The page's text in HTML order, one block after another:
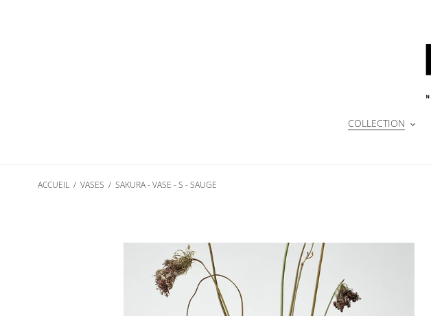
COLLECTION
ACCUEIL / VASES / SAKURA - VASE - S - SAUGE